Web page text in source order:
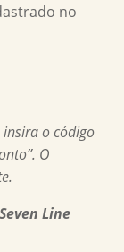
no
o código
O
Line